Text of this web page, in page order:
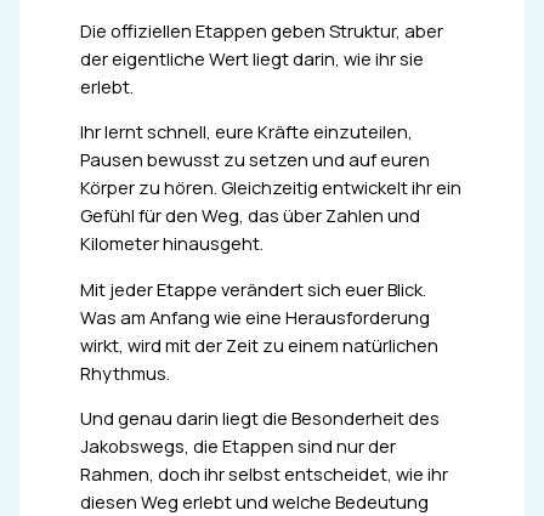
Die offiziellen Etappen geben Struktur, aber
der eigentliche Wert liegt darin, wie ihr sie
erlebt.
Ihr lernt schnell, eure Kräfte einzuteilen,
Pausen bewusst zu setzen und auf euren
Körper zu hören. Gleichzeitig entwickelt ihr ein
Gefühl für den Weg, das über Zahlen und
Kilometer hinausgeht.
Mit jeder Etappe verändert sich euer Blick.
Was am Anfang wie eine Herausforderung
wirkt, wird mit der Zeit zu einem natürlichen
Rhythmus.
Und genau darin liegt die Besonderheit des
Jakobswegs, die Etappen sind nur der
Rahmen, doch ihr selbst entscheidet, wie ihr
diesen Weg erlebt und welche Bedeutung